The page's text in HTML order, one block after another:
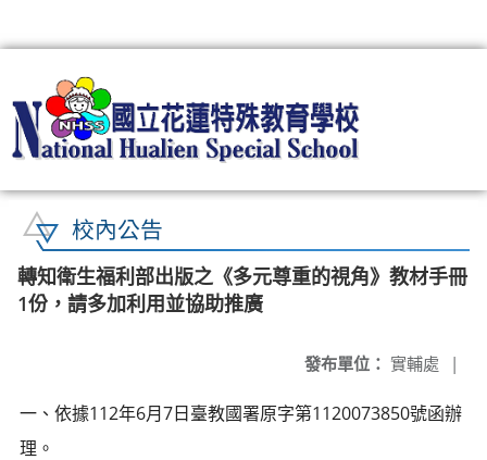
校內公告
轉知衛生福利部出版之《多元尊重的視角》教材手冊
1份，請多加利用並協助推廣
發布單位： 實輔處 |
一、依據112年6月7日臺教國署原字第1120073850號函辦
理。